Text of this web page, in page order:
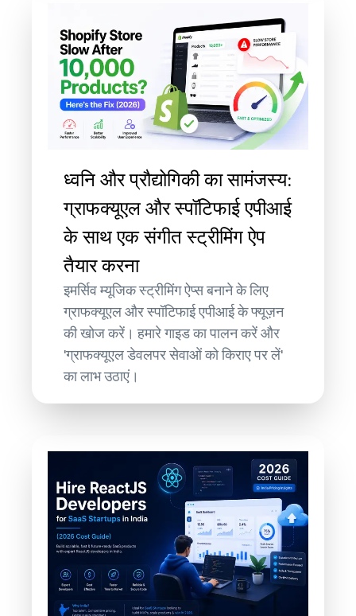
ध्वनि और प्रौद्योगिकी का सामंजस्य:
ग्राफक्यूएल और स्पॉटिफाई एपीआई
के साथ एक संगीत स्ट्रीमिंग ऐप
तैयार करना
इमर्सिव म्यूजिक स्ट्रीमिंग ऐप्स बनाने के लिए
ग्राफक्यूएल और स्पॉटिफाई एपीआई के फ्यूज़न
की खोज करें। हमारे गाइड का पालन करें और
'ग्राफक्यूएल डेवलपर सेवाओं को किराए पर लें'
का लाभ उठाएं।